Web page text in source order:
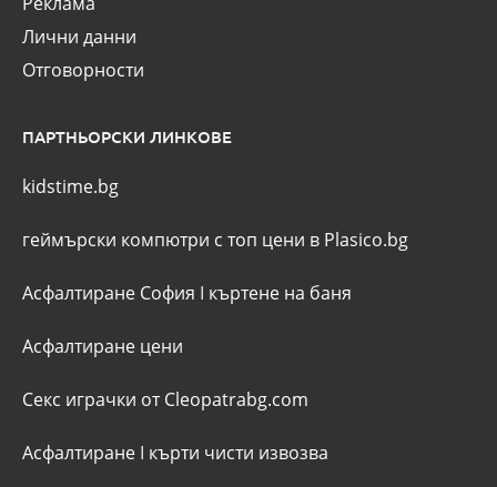
Лични данни
Отговорности
ПАРТНЬОРСКИ ЛИНКОВЕ
kidstime.bg
геймърски компютри с топ цени в Plasico.bg
Асфалтиране София I къртене на баня
Асфалтиране цени
Секс играчки от Cleopatrabg.com
Асфалтиране I кърти чисти извозва